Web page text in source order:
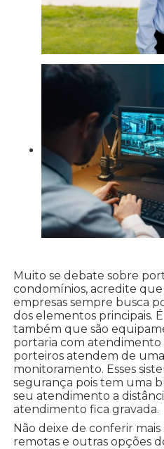
Muito se debate sobre
condomínios, acredite
empresas sempre busca
dos elementos principais.
também que são
portaria com atendimento
porteiros atendem de
monitoramento. Esses
segurança pois tem uma
seu atendimento a
atendimento fica gravada.
Não deixe de conferir
remotas e outras opções